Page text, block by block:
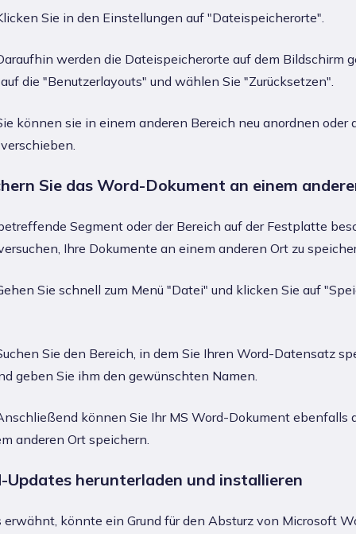
Sie in den Einstellungen auf "Dateispeicherorte".
werden die Dateispeicherorte auf dem Bildschirm
die "Benutzerlayouts" und wählen Sie "Zurücksetzen".
können sie in einem anderen Bereich neu anordnen oder
Sie das Word-Dokument an einem
Segment oder der Bereich auf der Festplatte
Ihre Dokumente an einem anderen Ort zu
Sie schnell zum Menü "Datei" und klicken Sie auf
Sie den Bereich, in dem Sie Ihren Word-Datensatz
geben Sie ihm den gewünschten Namen.
können Sie Ihr MS Word-Dokument ebenfalls
anderen Ort speichern.
Updates herunterladen und installieren
könnte ein Grund für den Absturz von Microsoft